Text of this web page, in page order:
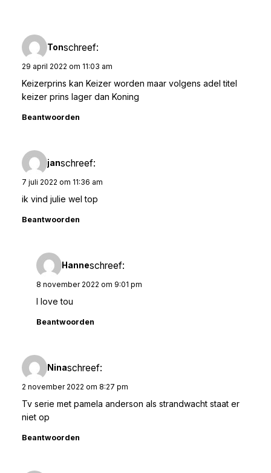
Tonschreef:
29 april 2022 om 11:03 am
Keizerprins kan Keizer worden maar volgens adel titel
keizer prins lager dan Koning
Beantwoorden
janschreef:
7 juli 2022 om 11:36 am
ik vind julie wel top
Beantwoorden
Hanneschreef:
8 november 2022 om 9:01 pm
I love tou
Beantwoorden
Ninaschreef:
2 november 2022 om 8:27 pm
Tv serie met pamela anderson als strandwacht staat er
niet op
Beantwoorden